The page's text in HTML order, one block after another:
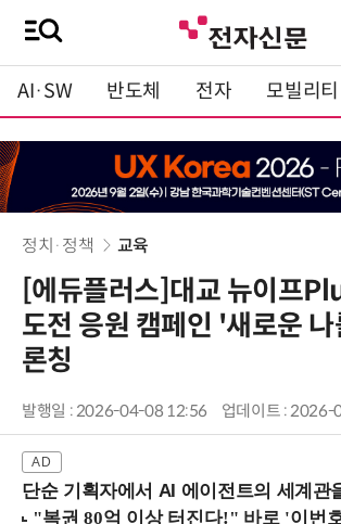
AI·SW 반도체 전자 모빌리티
정치·정책 교육
[에듀플러스]대교 뉴이프
도전 응원 캠페인 '새로운
론칭
발행일 : 2026-04-08 12:56 업데이트 :
단순 기획자에서 AI 에이전트의 세계관을 만드는 지식 설계자로